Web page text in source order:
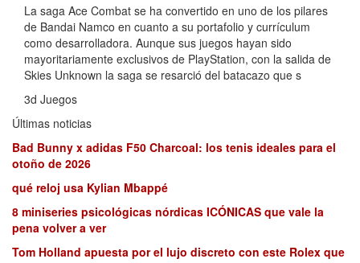
La saga Ace Combat se ha convertido en uno de los pilares
de Bandai Namco en cuanto a su portafolio y currículum
como desarrolladora. Aunque sus juegos hayan sido
mayoritariamente exclusivos de PlayStation, con la salida de
Skies Unknown la saga se resarció del batacazo que s
3d Juegos
Últimas noticias
Bad Bunny x adidas F50 Charcoal: los tenis ideales para el
otoño de 2026
qué reloj usa Kylian Mbappé
8 miniseries psicológicas nórdicas ICÓNICAS que vale la
pena volver a ver
Tom Holland apuesta por el lujo discreto con este Rolex que